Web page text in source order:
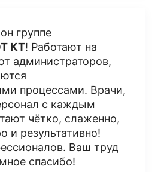
группе
КТ! Работают на
администраторов,
процессами. Врачи,
с каждым
чётко, слаженно,
и результативно!
Ваш труд
спасибо!